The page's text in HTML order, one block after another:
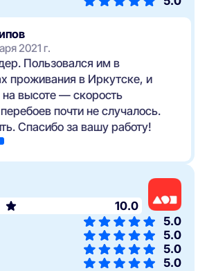
2021 г.
Пользовался им в
проживания в Иркутске, и
высоте — скорость
почти не случалось.
Спасибо за вашу работу!
10.0
5.0
5.0
5.0
5.0